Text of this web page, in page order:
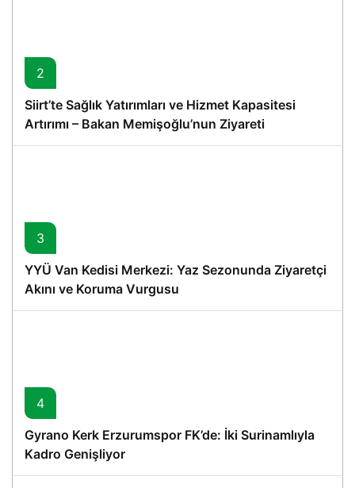
2
Siirt’te Sağlık Yatırımları ve Hizmet Kapasitesi
Artırımı – Bakan Memişoğlu’nun Ziyareti
3
YYÜ Van Kedisi Merkezi: Yaz Sezonunda Ziyaretçi
Akını ve Koruma Vurgusu
4
Gyrano Kerk Erzurumspor FK’de: İki Surinamlıyla
Kadro Genişliyor